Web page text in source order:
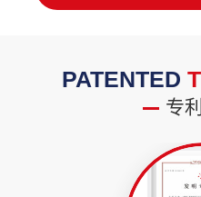
PATENTED
专